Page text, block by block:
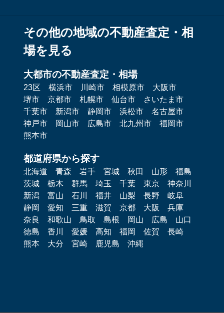
その他の地域の不動産査定・相
場を見る
大都市の不動産査定・相場
23区 横浜市 川崎市 相模原市
大阪市
堺市
京都市 札幌市 仙台市
さいたま市
千葉市
新潟市 静岡市 浜松市
名古屋市
神戸市
岡山市 広島市 北九州市
福岡市
熊本市
都道府県から探す
北海道 青森 岩手 宮城 秋田 山形
福島
茨城
栃木 群馬 埼玉 千葉 東京
神奈川
新潟
富山 石川 福井 山梨 長野
岐阜
静岡
愛知 三重 滋賀 京都 大阪
兵庫
奈良
和歌山 鳥取 島根 岡山 広島
山口
徳島
香川 愛媛 高知 福岡 佐賀
長崎
熊本
大分 宮崎 鹿児島 沖縄